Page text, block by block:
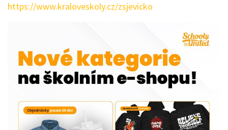
https://www.kraloveskoly.cz/zsjevicko